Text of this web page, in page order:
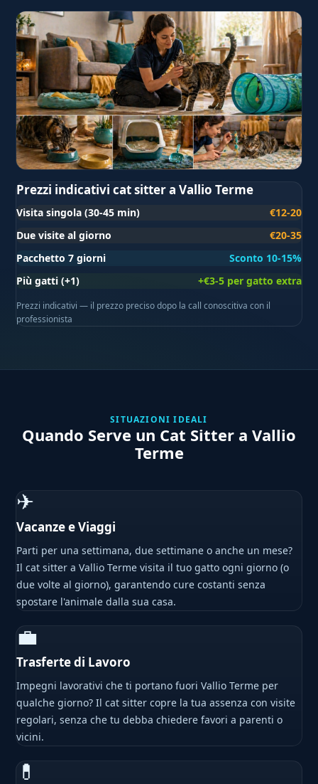
Prezzi indicativi cat sitter a Vallio Terme
Visita singola (30-45 min)
€12-20
Due visite al giorno
€20-35
Pacchetto 7 giorni
Sconto 10-15%
Più gatti (+1)
+€3-5 per gatto extra
Prezzi indicativi — il prezzo preciso dopo la call conoscitiva con il
professionista
SITUAZIONI IDEALI
Quando Serve un Cat Sitter a Vallio
Terme
✈
Vacanze e Viaggi
Parti per una settimana, due settimane o anche un mese?
Il cat sitter a Vallio Terme visita il tuo gatto ogni giorno (o
due volte al giorno), garantendo cure costanti senza
spostare l'animale dalla sua casa.
💼
Trasferte di Lavoro
Impegni lavorativi che ti portano fuori Vallio Terme per
qualche giorno? Il cat sitter copre la tua assenza con visite
regolari, senza che tu debba chiedere favori a parenti o
vicini.
💊